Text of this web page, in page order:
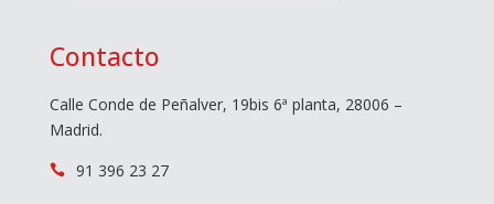
Contacto
Calle Conde de Peñalver, 19bis 6ª planta, 28006 –
Madrid.
 91 396 23 27